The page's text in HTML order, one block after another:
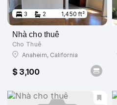
Nhà cho thuê
3 2 1,450 ft²
Cho Thuê
Anaheim, California
$ 3,100